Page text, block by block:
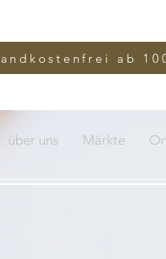
über uns Märkte
ab